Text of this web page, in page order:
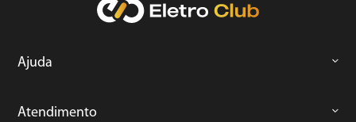
Ajuda
Atendimento